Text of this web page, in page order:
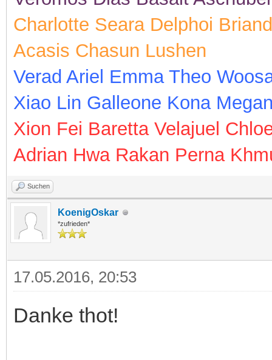
Charlotte Seara Delphoi
Acasis Chasun Lushen
Verad Ariel Emma Theo
Xiao Lin Galleone Kona
Xion Fei Baretta Velajuel
Adrian Hwa Rakan Perna
Suchen
KoenigOskar
*zufrieden*
17.05.2016, 20:53
Danke thot!